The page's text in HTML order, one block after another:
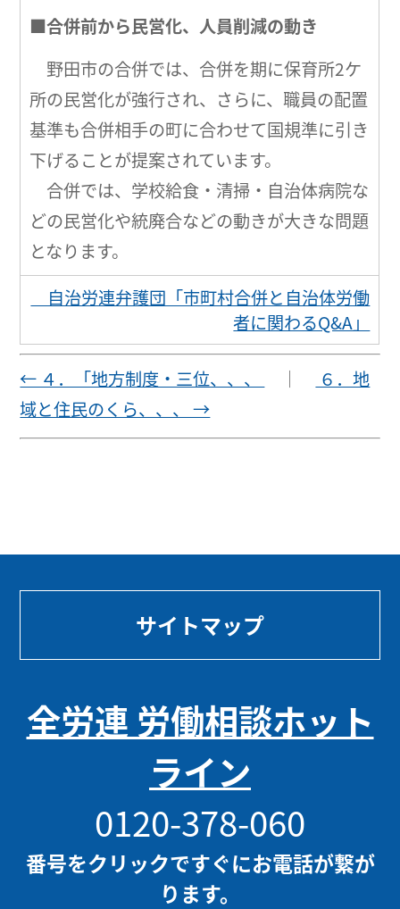
■合併前から民営化、人員削減の動き
野田市の合併では、合併を期に保育所2ケ
所の民営化が強行され、さらに、職員の配置
基準も合併相手の町に合わせて国規準に引き
下げることが提案されています。
合併では、学校給食・清掃・自治体病院な
どの民営化や統廃合などの動きが大きな問題
となります。
自治労連弁護団「市町村合併と自治体労働
者に関わるQ&A」
← ４．「地方制度・三位、、、 ｜
６．地
域と住民のくら、、、 →
サイトマップ
全労連 労働相談ホット
ライン
0120-378-060
番号をクリックですぐにお電話が繋が
ります。